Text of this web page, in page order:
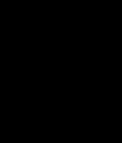
печати, размер соблюли. В